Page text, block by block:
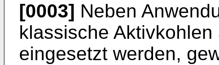
[0003] Neben
klassische
eingesetzt werden,